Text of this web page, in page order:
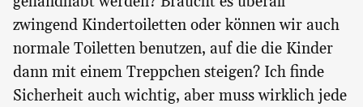
zwingend Kindertoiletten oder können wir auch
normale Toiletten benutzen, auf die die Kinder
dann mit einem Treppchen steigen? Ich finde
Sicherheit auch wichtig, aber muss wirklich jede